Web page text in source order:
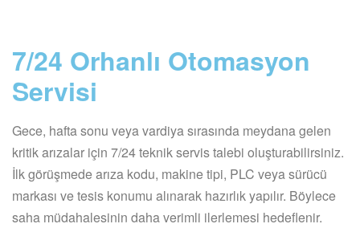
7/24 Orhanlı Otomasyon
Servisi
Gece, hafta sonu veya vardiya sırasında meydana gelen
kritik arızalar için 7/24 teknik servis talebi oluşturabilirsiniz.
İlk görüşmede arıza kodu, makine tipi, PLC veya sürücü
markası ve tesis konumu alınarak hazırlık yapılır. Böylece
saha müdahalesinin daha verimli ilerlemesi hedeflenir.